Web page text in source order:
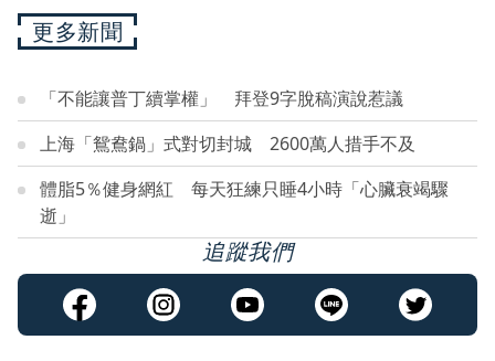
更多新聞
「不能讓普丁續掌權」 拜登9字脫稿演說惹議
上海「鴛鴦鍋」式對切封城 2600萬人措手不及
體脂5％健身網紅 每天狂練只睡4小時「心臟衰竭驟
逝」
追蹤我們